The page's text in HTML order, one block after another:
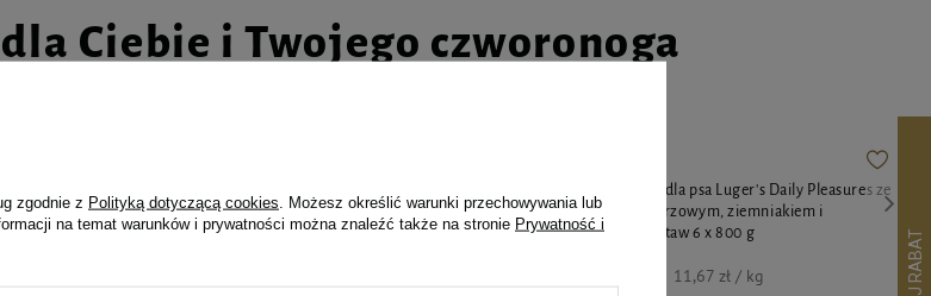
Ciebie i Twojego czworonoga
zestaw 6
sercami z gęsi, brokułem i zielonym groszkiem
zestaw 6 x 800 g
Karma mokra dla psa Luger's Daily Pleasures ze
schabem wieprzowym, ziemniakiem i
pietruszką zestaw 6 x 800 g
11,67 zł / kg
zgodnie z Polityką dotyczącą cookies . Możesz określić warunki przechowywania lub
na temat warunków i prywatności można znaleźć także na stronie Prywatność i